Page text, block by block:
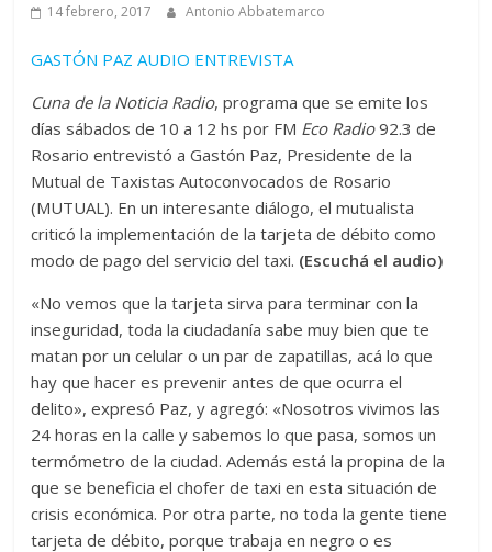
14 febrero, 2017 Antonio Abbatemarco
GASTÓN PAZ AUDIO ENTREVISTA
Cuna de la Noticia Radio, programa que se emite los
días sábados de 10 a 12 hs por FM Eco Radio92.3 de
Rosario entrevistó a Gastón Paz, Presidente de la
Mutual de Taxistas Autoconvocados de Rosario
(MUTUAL). En un interesante diálogo, el mutualista
criticó la implementación de la tarjeta de débito como
modo de pago del servicio del taxi. (Escuchá el audio)
«No vemos que la tarjeta sirva para terminar con la
inseguridad, toda la ciudadanía sabe muy bien que te
matan por un celular o un par de zapatillas, acá lo que
hay que hacer es prevenir antes de que ocurra el
delito», expresó Paz, y agregó: «Nosotros vivimos las
24 horas en la calle y sabemos lo que pasa, somos un
termómetro de la ciudad. Además está la propina de la
que se beneficia el chofer de taxi en esta situación de
crisis económica. Por otra parte, no toda la gente tiene
tarjeta de débito, porque trabaja en negro o es